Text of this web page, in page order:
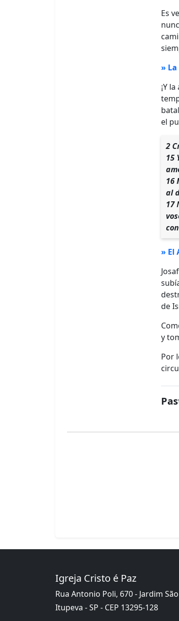
Es
»
¡Y
el
2
15
16
al
17
» El
de
y
Por
Igreja Cristo é Paz
Rua Antonio Poli, 670 - Jardim
Itupeva - SP - CEP 13295-128